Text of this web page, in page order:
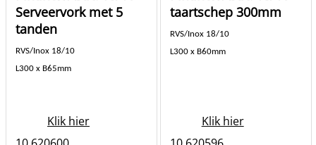
Serveervork met 5
tanden
RVS/Inox 18/10
L300 x B65mm
Klik hier
taartschep 300mm
RVS/Inox 18/10
L300 x B60mm
Klik hier